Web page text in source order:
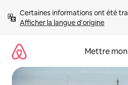
directement
Afficher la langue d'origine
Mettre